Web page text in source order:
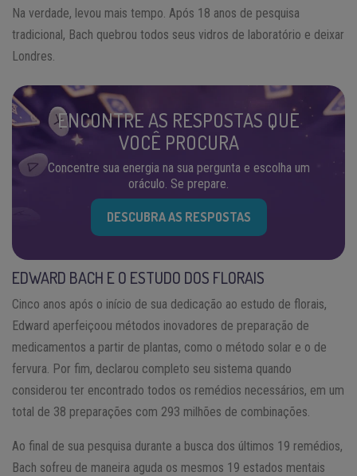
Na verdade, levou mais tempo. Após 18 anos de pesquisa
tradicional, Bach quebrou todos seus vidros de laboratório e deixar
Londres.
ENCONTRE AS RESPOSTAS QUE
VOCÊ PROCURA
Concentre sua energia na sua pergunta e escolha um
oráculo. Se prepare.
DESCUBRA AS RESPOSTAS
EDWARD BACH E O ESTUDO DOS FLORAIS
Cinco anos após o início de sua dedicação ao estudo de florais,
Edward aperfeiçoou métodos inovadores de preparação de
medicamentos a partir de plantas, como o método solar e o de
fervura. Por fim, declarou completo seu sistema quando
considerou ter encontrado todos os remédios necessários, em um
total de 38 preparações com 293 milhões de combinações.
Ao final de sua pesquisa durante a busca dos últimos 19 remédios,
Bach sofreu de maneira aguda os mesmos 19 estados mentais